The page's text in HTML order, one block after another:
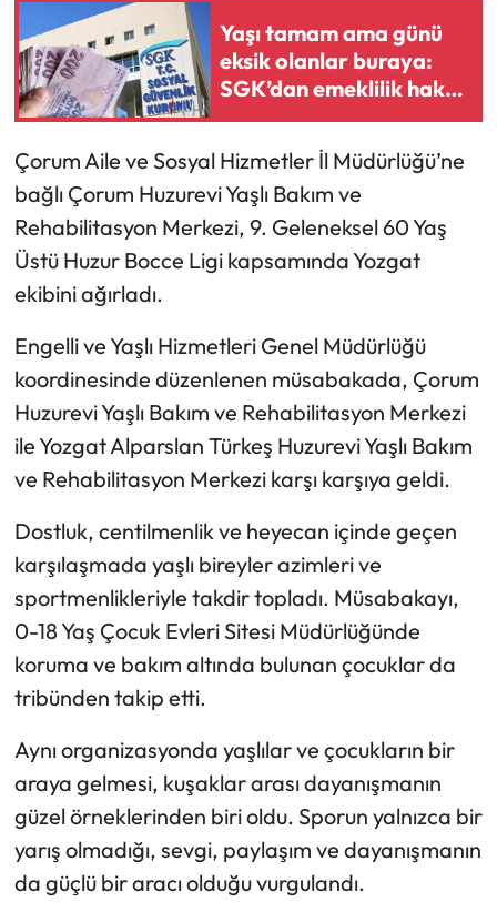
Yaşı tamam ama günü
eksik olanlar buraya:
SGK’dan emeklilik hakkı
kazandıran reçete
Çorum Aile ve Sosyal Hizmetler İl Müdürlüğü’ne
bağlı Çorum Huzurevi Yaşlı Bakım ve
Rehabilitasyon Merkezi, 9. Geleneksel 60 Yaş
Üstü Huzur Bocce Ligi kapsamında Yozgat
ekibini ağırladı.
Engelli ve Yaşlı Hizmetleri Genel Müdürlüğü
koordinesinde düzenlenen müsabakada, Çorum
Huzurevi Yaşlı Bakım ve Rehabilitasyon Merkezi
ile Yozgat Alparslan Türkeş Huzurevi Yaşlı Bakım
ve Rehabilitasyon Merkezi karşı karşıya geldi.
Dostluk, centilmenlik ve heyecan içinde geçen
karşılaşmada yaşlı bireyler azimleri ve
sportmenlikleriyle takdir topladı. Müsabakayı,
0-18 Yaş Çocuk Evleri Sitesi Müdürlüğünde
koruma ve bakım altında bulunan çocuklar da
tribünden takip etti.
Aynı organizasyonda yaşlılar ve çocukların bir
araya gelmesi, kuşaklar arası dayanışmanın
güzel örneklerinden biri oldu. Sporun yalnızca bir
yarış olmadığı, sevgi, paylaşım ve dayanışmanın
da güçlü bir aracı olduğu vurgulandı.
Kültür Sanat
Laçin Haberleri
Magazin
Mecitözü Haberleri
Oğuzlar Haberleri
Ortaköy Haberleri
Osmancık Haberleri
Otomotiv
Resmi İlan
Resmi Reklam
Sağlık
Siyaset
Spor
Sungurlu Haberleri
Turizm
Uğurludağ Haberleri